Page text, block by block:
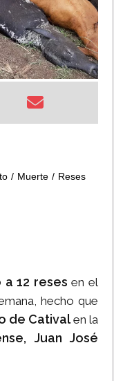
Muerte
Reses
12 reses en el
hecho que
de Cativalen la
Juan José